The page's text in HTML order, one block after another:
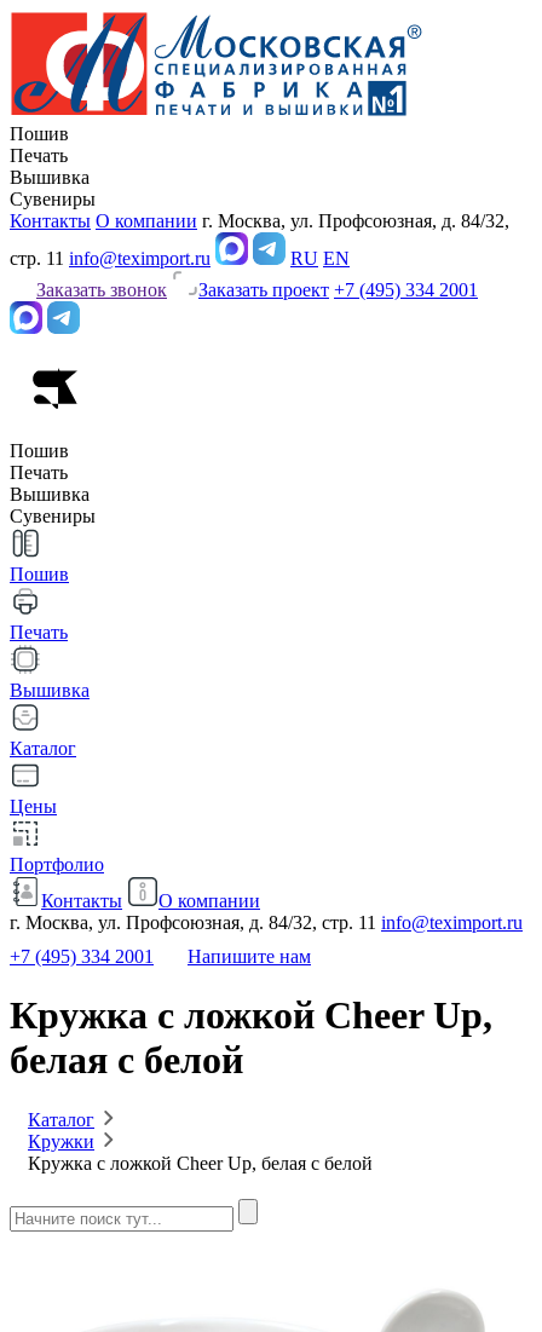
Пошив
Печать
Вышивка
Сувениры
Контакты О компании г. Москва, ул. Профсоюзная, д. 84/32,
стр. 11 info@teximport.ru RU EN
Заказать звонок
Заказать проект +7 (495) 334 2001
Пошив
Печать
Вышивка
Сувениры
Пошив
Печать
Вышивка
Каталог
Цены
Портфолио
Контакты
О компании
г. Москва, ул. Профсоюзная, д. 84/32, стр. 11 info@teximport.ru
+7 (495) 334 2001
Напишите нам
Кружка с ложкой Cheer Up,
белая с белой
Каталог
Кружки
Кружка с ложкой Cheer Up, белая с белой